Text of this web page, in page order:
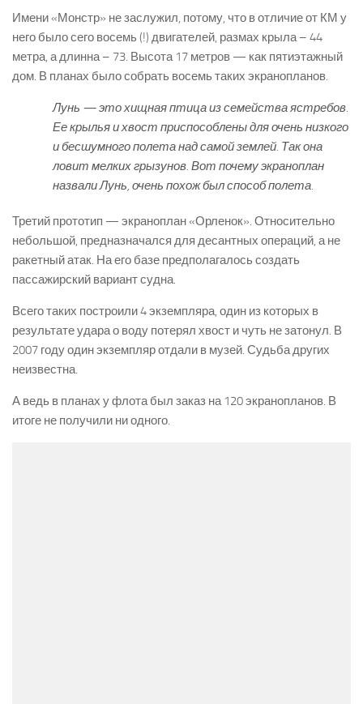
Имени «Монстр» не заслужил, потому, что в отличие от КМ у
него было сего восемь (!) двигателей, размах крыла – 44
метра, а длинна – 73. Высота 17 метров — как пятиэтажный
дом. В планах было собрать восемь таких экранопланов.
Лунь — это хищная птица из семейства ястребов.
Ее крылья и хвост приспособлены для очень низкого
и бесшумного полета над самой землей. Так она
ловит мелких грызунов. Вот почему экраноплан
назвали Лунь, очень похож был способ полета.
Третий прототип — экраноплан «Орленок». Относительно
небольшой, предназначался для десантных операций, а не
ракетный атак. На его базе предполагалось создать
пассажирский вариант судна.
Всего таких построили 4 экземпляра, один из которых в
результате удара о воду потерял хвост и чуть не затонул. В
2007 году один экземпляр отдали в музей. Судьба других
неизвестна.
А ведь в планах у флота был заказ на 120 экранопланов. В
итоге не получили ни одного.